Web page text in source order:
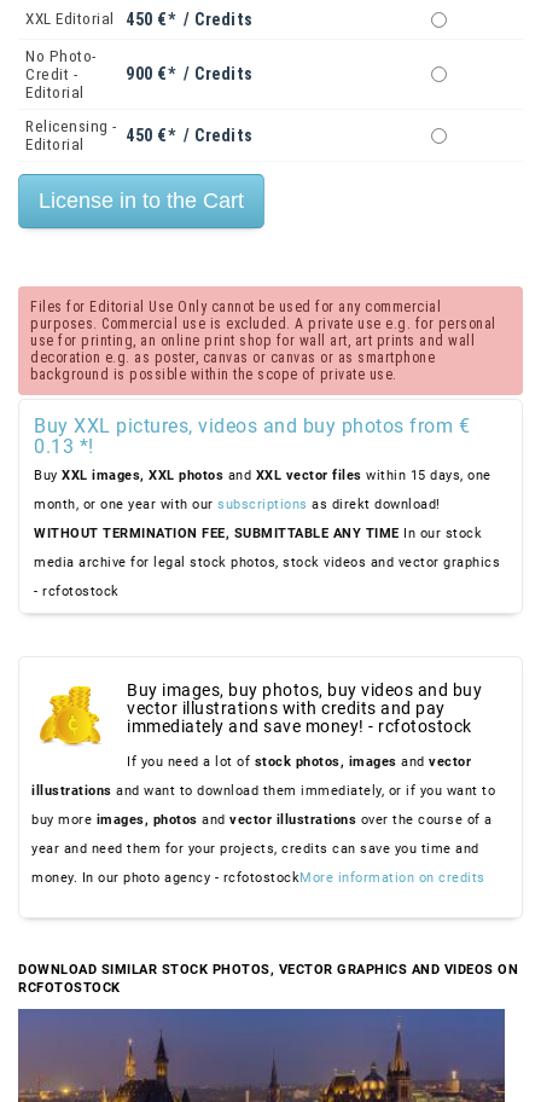
XXL Editorial 450 €* / Credits
No Photo-
Credit -
Editorial
900 €* / Credits
Relicensing -
Editorial
450 €* / Credits
Files for Editorial Use Only cannot be used for any commercial
purposes. Commercial use is excluded. A private use e.g. for personal
use for printing, an online print shop for wall art, art prints and wall
decoration e.g. as poster, canvas or canvas or as smartphone
background is possible within the scope of private use.
Buy XXL pictures, videos and buy photos from €
0.13 *!
Buy XXL images, XXL photos and XXL vector files within 15 days, one
month, or one year with our subscriptions as direkt download!
WITHOUT TERMINATION FEE, SUBMITTABLE ANY TIME In our stock
media archive for legal stock photos, stock videos and vector graphics
- rcfotostock
Buy images, buy photos, buy videos and buy
vector illustrations with credits and pay
immediately and save money! - rcfotostock
If you need a lot of stock photos, images and vector
illustrations and want to download them immediately, or if you want to
buy more images, photos and vector illustrations over the course of a
year and need them for your projects, credits can save you time and
money. In our photo agency - rcfotostockMore information on credits
DOWNLOAD SIMILAR STOCK PHOTOS, VECTOR GRAPHICS AND VIDEOS ON
RCFOTOSTOCK